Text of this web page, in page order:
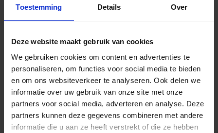
Toestemming Details Over
Deze website maakt gebruik van cookies
We gebruiken cookies om content en advertenties te
personaliseren, om functies voor social media te bieden
en om ons websiteverkeer te analyseren. Ook delen we
informatie over uw gebruik van onze site met onze
partners voor social media, adverteren en analyse. Deze
partners kunnen deze gegevens combineren met andere
informatie die u aan ze heeft verstrekt of die ze hebben
Meer over dit wijnhuis